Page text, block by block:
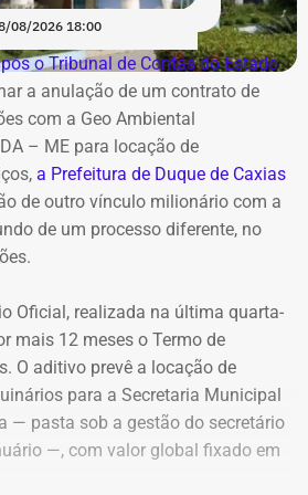
em parceria com o GSI e a
que não possui SUVs
própria, razão pela qual optou
por meio de adesão à ata do
exclusivamente aos
e Governança (DSG). O
a empresa Rei dos Blindados
e prevê a locação de quatro
com blindagem nível III-A, sem
de combustível.
R$ 8.977,78 por mês,
08/2026 18:00
o Tribunal de Contas do Estado
a anulação de um contrato de
com a Geo Ambiental
– ME para locação de
a Prefeitura de Duque de Caxias
de outro vínculo milionário com a
de um processo diferente, no
Oficial, realizada na última quarta-
mais 12 meses o Termo de
O aditivo prevê a locação de
para a Secretaria Municipal
— pasta sob a gestão do secretário
—, com valor global fixado em